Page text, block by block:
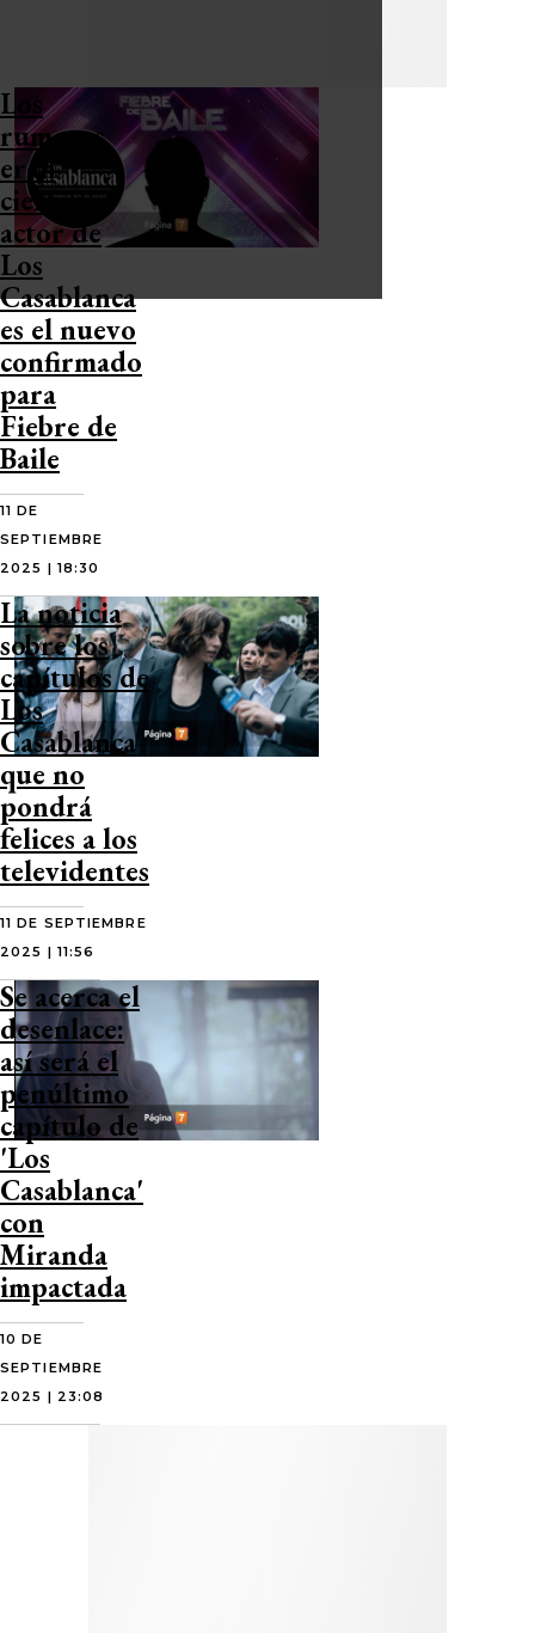
Los
rumores
eran
ciertos:
actor de
Los
Casablanca
es el nuevo
confirmado
para
Fiebre de
Baile
11 DE
SEPTIEMBRE
2025 | 18:30
La noticia
sobre los
capítulos de
Los
Casablanca
que no
pondrá
felices a los
televidentes
11 DE SEPTIEMBRE
2025 | 11:56
Se acerca el
desenlace:
así será el
penúltimo
capítulo de
'Los
Casablanca'
con
Miranda
impactada
10 DE
SEPTIEMBRE
2025 | 23:08